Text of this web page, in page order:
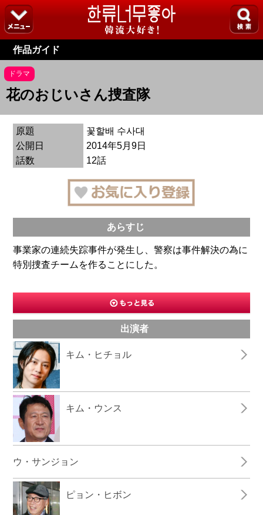
作品ガイド
ドラマ
花のおじいさん捜査隊
原題
꽃할배 수사대
公開日
2014年5月9日
話数
12話
あらすじ
事業家の連続失踪事件が発生し、警察は事件解決の為に
特別捜査チームを作ることにした。
出演者
キム・ヒチョル
キム・ウンス
ウ・サンジョン
ピョン・ヒボン